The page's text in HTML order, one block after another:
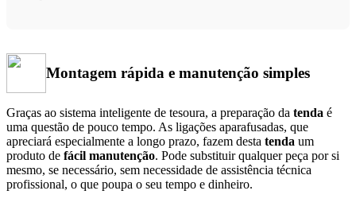
Montagem rápida e manutenção simples
Graças ao sistema inteligente de tesoura, a preparação da tenda é
uma questão de pouco tempo. As ligações aparafusadas, que
apreciará especialmente a longo prazo, fazem desta tenda um
produto de fácil manutenção. Pode substituir qualquer peça por si
mesmo, se necessário, sem necessidade de assistência técnica
profissional, o que poupa o seu tempo e dinheiro.